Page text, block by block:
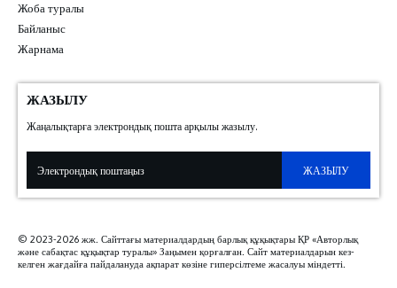
Жоба туралы
Байланыс
Жарнама
ЖАЗЫЛУ
Жаңалықтарға электрондық пошта арқылы жазылу.
ЖАЗЫЛУ
© 2023-2026 жж. Сайттағы материалдардың барлық құқықтары ҚР «Авторлық
және сабақтас құқықтар туралы» Заңымен қорғалған. Сайт материалдарын кез-
келген жағдайға пайдалануда ақпарат көзіне гиперсілтеме жасалуы міндетті.